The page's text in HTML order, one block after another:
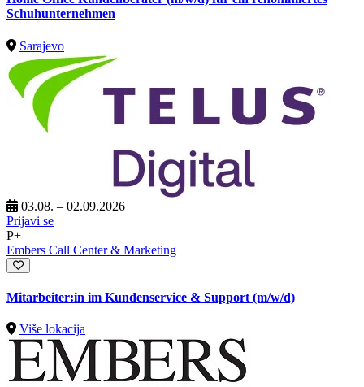
Schuhunternehmen
Sarajevo
03.08. – 02.09.2026
Prijavi se
P+
Embers Call Center & Marketing
Mitarbeiter:in im Kundenservice & Support (m/w/d)
Više lokacija